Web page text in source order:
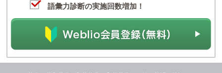
語彙力診断の実施回数増加！